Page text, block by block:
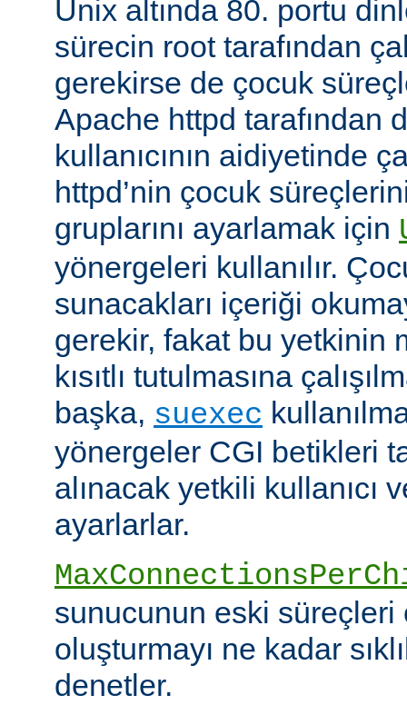
Unix altında 80. portu
sürecin root tarafından
gerekirse de çocuk
Apache httpd tarafından
kullanıcının aidiyetinde
httpd’nin çocuk
gruplarını ayarlamak için
yönergeleri kullanılır.
sunacakları içeriği
gerekir, fakat bu yetkinin
kısıtlı tutulmasına
başka, suexec
yönergeler CGI betikleri
alınacak yetkili kullanıcı
ayarlarlar.
sunucunun eski
oluşturmayı ne kadar
denetler.